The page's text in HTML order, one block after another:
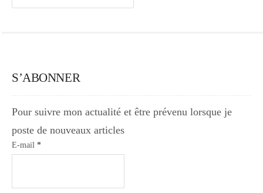
S’ABONNER
Pour suivre mon actualité et être prévenu lorsque je
poste de nouveaux articles
E-mail *